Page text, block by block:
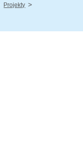
Projekty /